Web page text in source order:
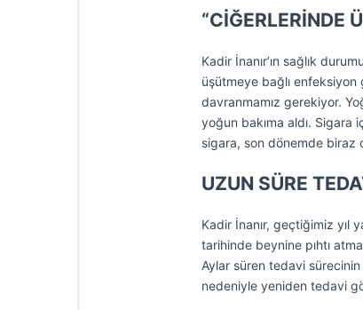
“CİĞERLERİNDE
Kadir İnanır’ın sağlık
üşütmeye bağlı
davranmamız gerekiyor.
yoğun bakıma aldı.
sigara, son dönemde biraz
UZUN SÜRE
Kadir İnanır, geçtiğimiz yıl
tarihinde beynine pıhtı
Aylar süren tedavi
nedeniyle yeniden tedavi